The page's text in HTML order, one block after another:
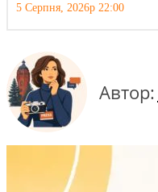
5 Серпня, 2026р 22:00
Автор: